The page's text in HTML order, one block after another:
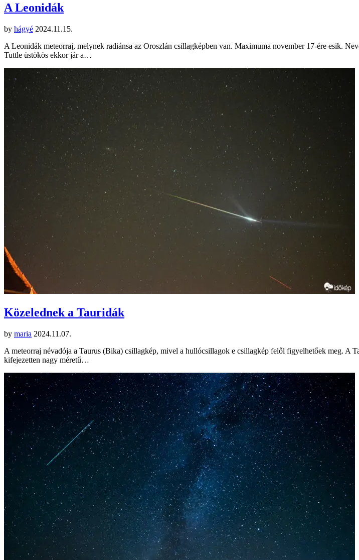
A Leonidák
by hágyé 2024.11.15.
A Leonidák meteorraj, melynek radiánsa az Oroszlán csillagképben van. Maximuma november 17-ére esik.
Tuttle üstökös ekkor jár a…
Közelednek a Tauridák
by maria 2024.11.07.
A meteorraj névadója a Taurus (Bika) csillagkép, mivel a hullócsillagok e csillagkép felől figyelhetőek meg. A
kifejezetten nagy méretű…